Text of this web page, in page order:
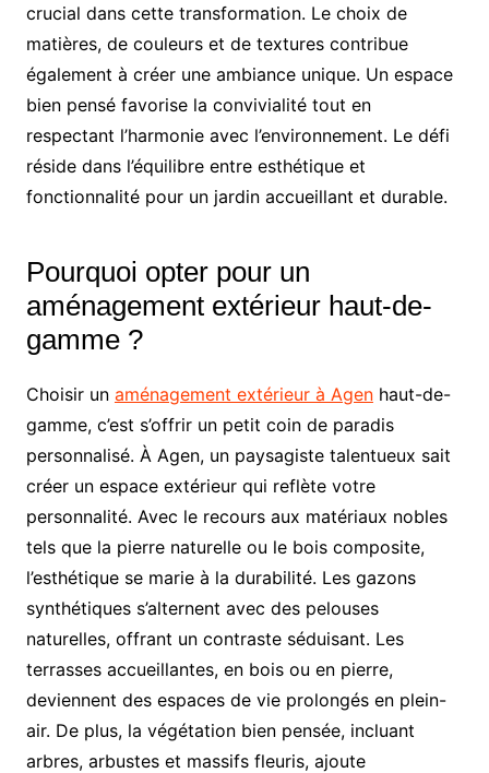
crucial dans cette transformation. Le choix de
matières, de couleurs et de textures contribue
également à créer une ambiance unique. Un espace
bien pensé favorise la convivialité tout en
respectant l’harmonie avec l’environnement. Le défi
réside dans l’équilibre entre esthétique et
fonctionnalité pour un jardin accueillant et durable.
Pourquoi opter pour un
aménagement extérieur haut-de-
gamme ?
Choisir un aménagement extérieur à Agenhaut-de-
gamme, c’est s’offrir un petit coin de paradis
personnalisé. À Agen, un paysagiste talentueux sait
créer un espace extérieur qui reflète votre
personnalité. Avec le recours aux matériaux nobles
tels que la pierre naturelle ou le bois composite,
l’esthétique se marie à la durabilité. Les gazons
synthétiques s’alternent avec des pelouses
naturelles, offrant un contraste séduisant. Les
terrasses accueillantes, en bois ou en pierre,
deviennent des espaces de vie prolongés en plein-
air. De plus, la végétation bien pensée, incluant
arbres, arbustes et massifs fleuris, ajoute